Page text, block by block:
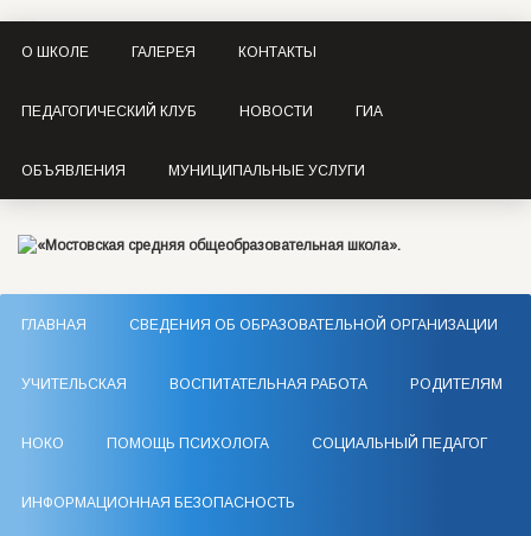
О ШКОЛЕ ГАЛЕРЕЯ КОНТАКТЫ
ПЕДАГОГИЧЕСКИЙ КЛУБ НОВОСТИ ГИА
ОБЪЯВЛЕНИЯ МУНИЦИПАЛЬНЫЕ УСЛУГИ
ГЛАВНАЯ СВЕДЕНИЯ ОБ ОБРАЗОВАТЕЛЬНОЙ ОРГАНИЗАЦИИ
УЧИТЕЛЬСКАЯ ВОСПИТАТЕЛЬНАЯ РАБОТА РОДИТЕЛЯМ
НОКО ПОМОЩЬ ПСИХОЛОГА СОЦИАЛЬНЫЙ ПЕДАГОГ
ИНФОРМАЦИОННАЯ БЕЗОПАСНОСТЬ